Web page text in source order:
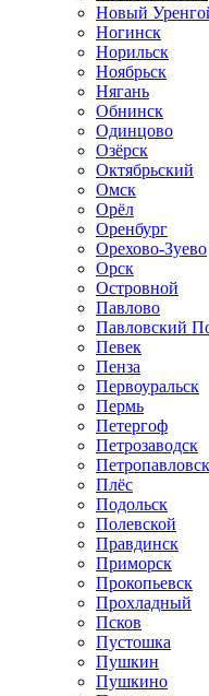
Новый
Ногинск
Норильск
Ноябрьск
Нягань
Обнинск
Одинцово
Озёрск
Октябрьский
Омск
Орёл
Оренбург
Орехово-Зуево
Орск
Островной
Павлово
Павловский
Певек
Пенза
Первоуральск
Пермь
Петергоф
Петрозаводск
Плёс
Подольск
Полевской
Правдинск
Приморск
Прокопьевск
Прохладный
Псков
Пустошка
Пушкин
Пушкино